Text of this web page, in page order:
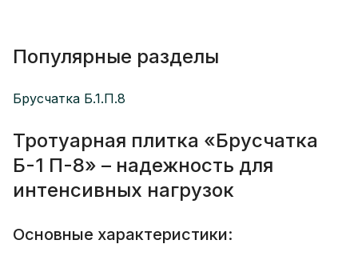
Популярные разделы
Брусчатка Б.1.П.8
Тротуарная плитка «Брусчатка
Б-1 П-8» – надежность для
интенсивных нагрузок
Основные характеристики: